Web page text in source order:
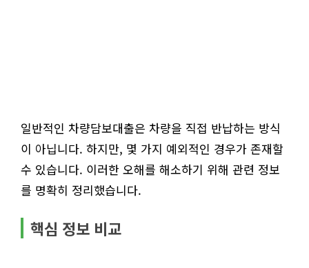
일반적인 차량담보대출은 차량을 직접 반납하는 방식
이 아닙니다. 하지만, 몇 가지 예외적인 경우가 존재할
수 있습니다. 이러한 오해를 해소하기 위해 관련 정보
를 명확히 정리했습니다.
핵심 정보 비교